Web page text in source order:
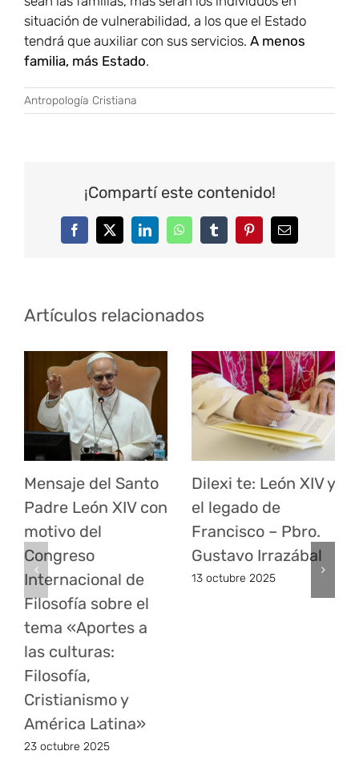
situación de vulnerabilidad, a los que el Estado
tendrá que auxiliar con sus servicios. A menos
familia, más Estado.
Antropología Cristiana
¡Compartí este contenido!
FacebookTwitterLinkedInWhatsAppTumblrPinterestCorreo
electrónico
Artículos relacionados
Mensaje del Santo
Padre León XIV con
motivo del
Congreso
Internacional de
Filosofía sobre el
tema «Aportes a
las culturas:
Filosofía,
Cristianismo y
América Latina»
23 octubre 2025
Dilexi te: León XIV y
el legado de
Francisco – Pbro.
Gustavo Irrazábal
13 octubre 2025